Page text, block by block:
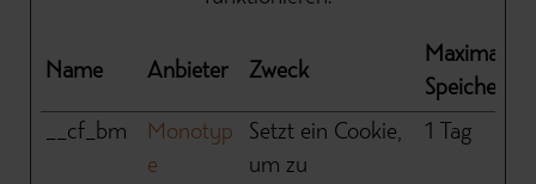
Name Anbieter Zweck
Maximale
__cf_bm
Monotyp
e
Setzt ein Cookie,
um zu
1 Tag